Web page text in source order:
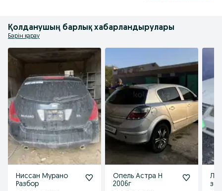
Қолданушың барлық хабарландырулары
Бәрін қарау
Ниссан Мурано
Разбор
Опель Астра Н
2006г